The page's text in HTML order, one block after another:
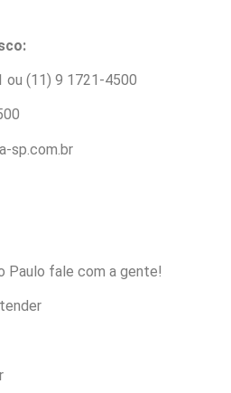
ou (11) 9 1721-4500
sp.com.br
Paulo fale com a gente!